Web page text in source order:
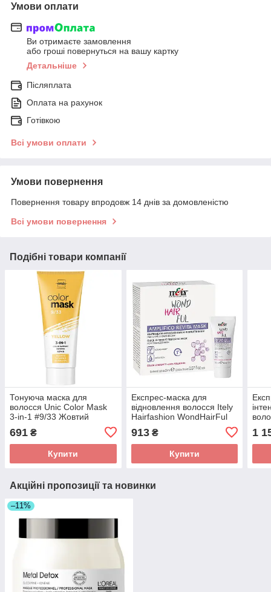
Умови оплати
Ви отримаєте замовлення
або гроші повернуться на вашу картку
Детальніше
Післяплата
Оплата на рахунок
Готівкою
Всі умови оплати
Умови повернення
Повернення товару впродовж 14 днів за домовленістю
Всі умови повернення
Подібні товари компанії
Тонуюча маска для
волосся Unic Color Mask
3-in-1 #9/33 Жовтий
691 ₴
Купити
Експрес-маска для
відновлення волосся Itely
Hairfashion WondHairFul
Amplifico Revita Mask 6 x
20мл
913₴
Купити
1
Акційні пропозиції та новинки
–11%